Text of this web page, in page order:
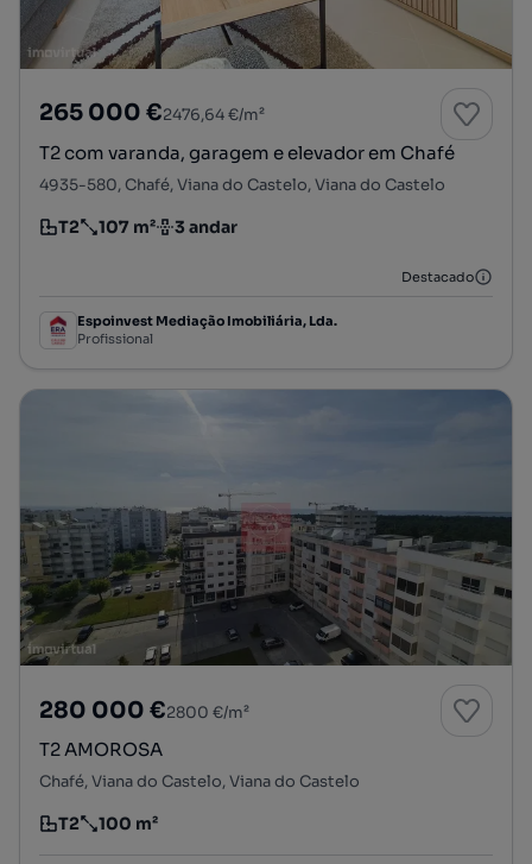
265 000 €2476,64 €/m²
T2 com varanda, garagem e elevador em Chafé
4935-580, Chafé, Viana do Castelo, Viana do Castelo
Tipologia
T2
Preço por metro quadrado
107 m²
Andar 3 andar
Destacado
Espoinvest Mediação Imobiliária, Lda.
Profissional
280 000 €2800 €/m²
T2 AMOROSA
Chafé, Viana do Castelo, Viana do Castelo
Tipologia
T2
Preço por metro quadrado
100 m²